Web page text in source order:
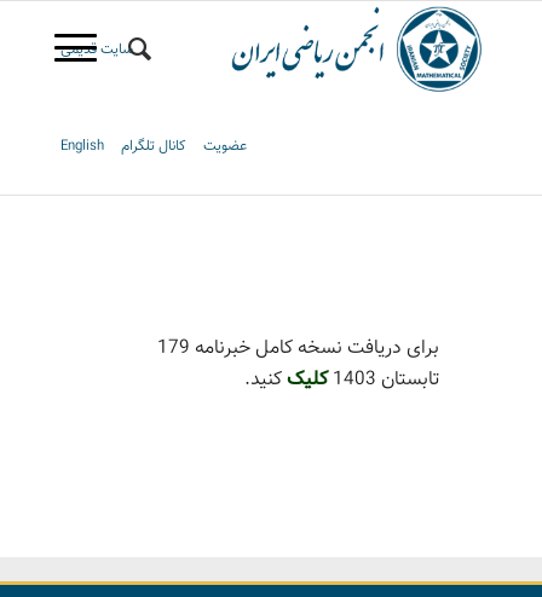
سایت قدیمی
عضویت کانال تلگرام English
برای دریافت نسخه کامل خبرنامه 179
تابستان 1403
کلیککنید.